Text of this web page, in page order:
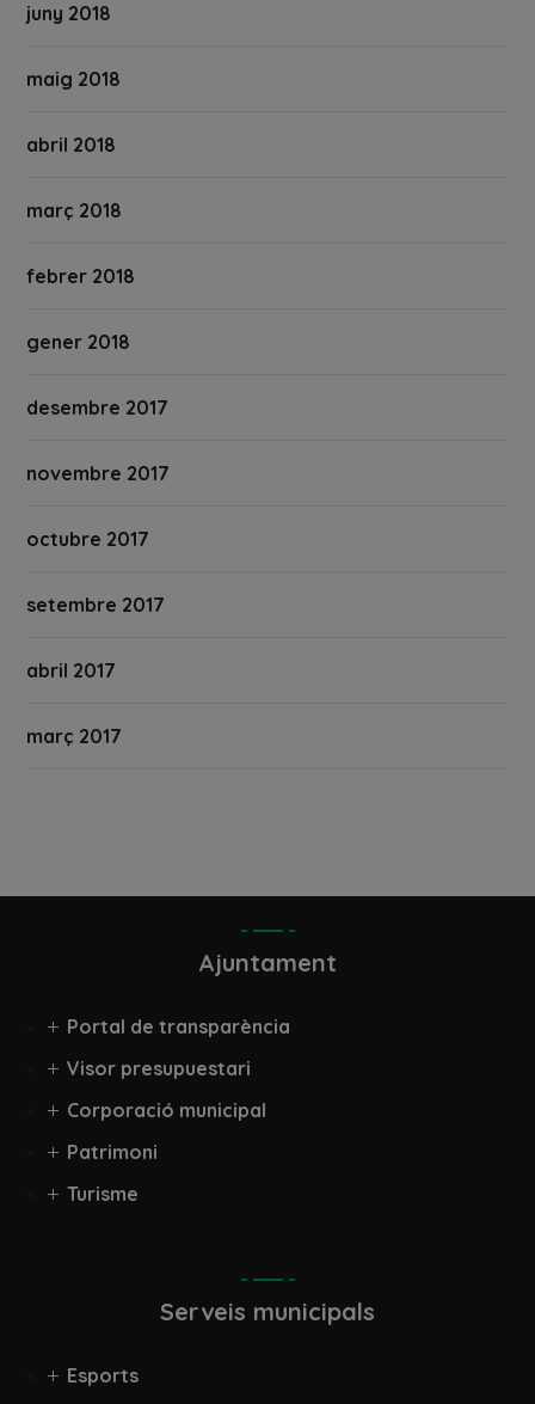
juny 2018
maig 2018
abril 2018
març 2018
febrer 2018
gener 2018
desembre 2017
novembre 2017
octubre 2017
setembre 2017
abril 2017
març 2017
Ajuntament
Portal de transparència
Visor presupuestari
Corporació municipal
Patrimoni
Turisme
Serveis municipals
Esports